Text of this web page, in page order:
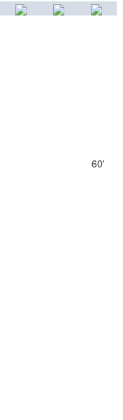
60'